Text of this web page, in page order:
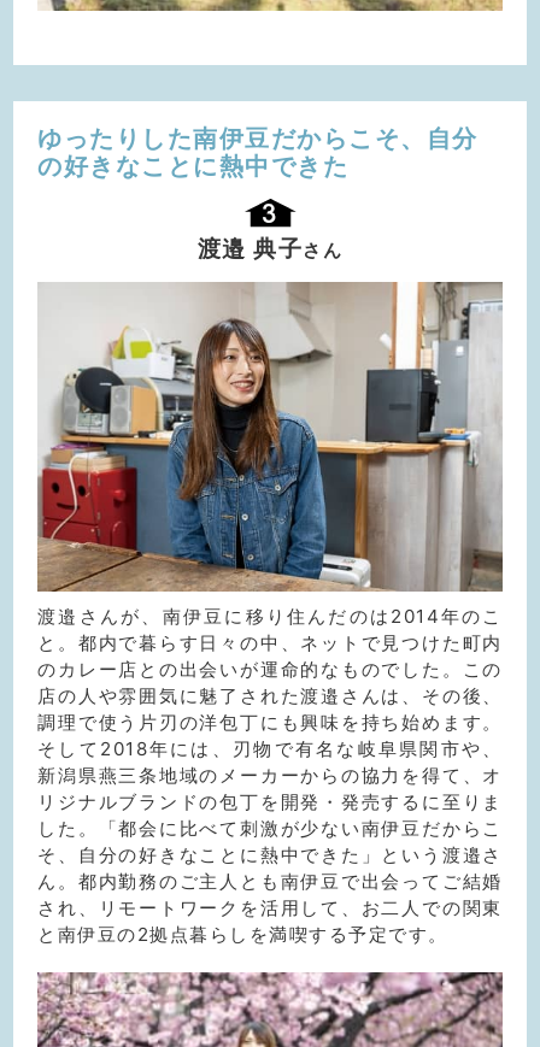
ゆったりした南伊豆だからこそ、
自分
の好きなことに熱中できた
渡邉 典子さん
渡邉さんが、南伊豆に移り住んだのは2014年のこ
と。都内で暮らす日々の中、ネットで見つけた町内
のカレー店との出会いが運命的なものでした。この
店の人や雰囲気に魅了された渡邉さんは、その後、
調理で使う片刃の洋包丁にも興味を持ち始めます。
そして2018年には、刃物で有名な岐阜県関市や、
新潟県燕三条地域のメーカーからの協力を得て、オ
リジナルブランドの包丁を開発・発売するに至りま
した。「都会に比べて刺激が少ない南伊豆だからこ
そ、自分の好きなことに熱中できた」という渡邉さ
ん。都内勤務のご主人とも南伊豆で出会ってご結婚
され、リモートワークを活用して、お二人での関東
と南伊豆の2拠点暮らしを満喫する予定です。